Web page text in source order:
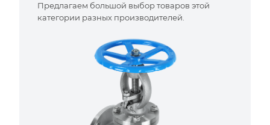
Предлагаем большой выбор товаров этой
категории разных производителей.